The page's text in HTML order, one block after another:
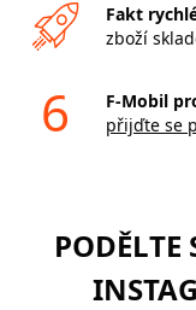
Fakt
zboží
6
F-Mobil
přijďte se
PODĚLTE